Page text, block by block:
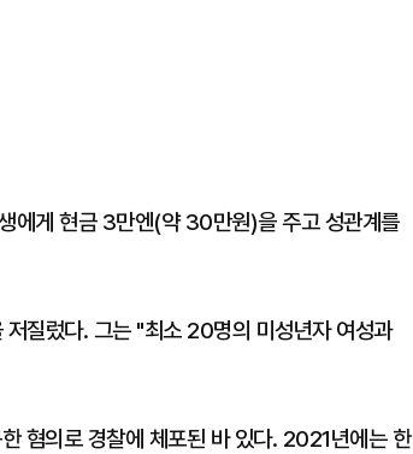
에게 현금 3만엔(약 30만원)을 주고 성관계를
질렀다. 그는 "최소 20명의 미성년자 여성과
혐의로 경찰에 체포된 바 있다. 2021년에는 한